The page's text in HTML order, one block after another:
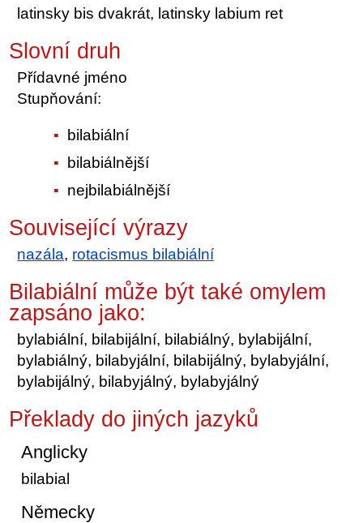
latinsky bis dvakrát, latinsky labium ret
Slovní druh
Přídavné jméno
Stupňování:
bilabiální
bilabiálnější
nejbilabiálnější
Související výrazy
nazála, rotacismus bilabiální
Bilabiální může být také omylem
zapsáno jako:
bylabiální, bilabijální, bilabiálný, bylabijální,
bylabiálný, bilabyjální, bilabijálný, bylabyjální,
bylabijálný, bilabyjálný, bylabyjálný
Překlady do jiných jazyků
Anglicky
bilabial
Německy